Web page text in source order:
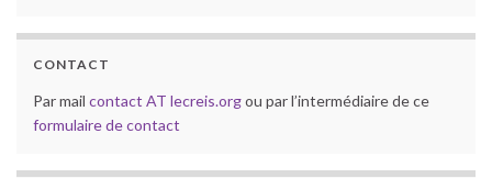
CONTACT
Par mail contact AT lecreis.orgou par l’intermédiaire de ce
formulaire de contact